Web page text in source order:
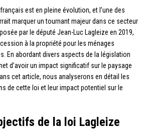
est en pleine évolution, et l’une des
marquer un tournant majeur dans ce secteur
par le député Jean-Luc Lagleize en 2019,
à la propriété pour les ménages
En abordant divers aspects de la législation
d’avoir un impact significatif sur le paysage
cet article, nous analyserons en détail les
de cette loi et leur impact potentiel sur le
de la loi Lagleize